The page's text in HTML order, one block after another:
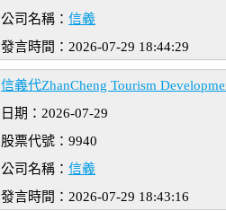
公司名稱： 信義
發言時間：2026-07-29 18:44:29
信義代ZhanCheng Tourism
日期：2026-07-29
股票代號：9940
公司名稱： 信義
發言時間：2026-07-29 18:43:16